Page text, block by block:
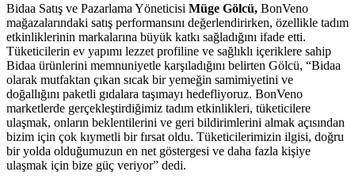
Bidaa Satış ve Pazarlama Yöneticisi Müge Gölcü, BonVeno
mağazalarındaki satış performansını değerlendirirken, özellikle tadım
etkinliklerinin markalarına büyük katkı sağladığını ifade etti.
Tüketicilerin ev yapımı lezzet profiline ve sağlıklı içeriklere sahip
Bidaa ürünlerini memnuniyetle karşıladığını belirten Gölcü, “Bidaa
olarak mutfaktan çıkan sıcak bir yemeğin samimiyetini ve
doğallığını paketli gıdalara taşımayı hedefliyoruz. BonVeno
marketlerde gerçekleştirdiğimiz tadım etkinlikleri, tüketicilere
ulaşmak, onların beklentilerini ve geri bildirimlerini almak açısından
bizim için çok kıymetli bir fırsat oldu. Tüketicilerimizin ilgisi, doğru
bir yolda olduğumuzun en net göstergesi ve daha fazla kişiye
ulaşmak için bize güç veriyor” dedi.